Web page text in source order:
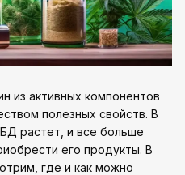
из активных компонентов
полезных свойств. В
растет, и все больше
его продукты. В
где и как можно